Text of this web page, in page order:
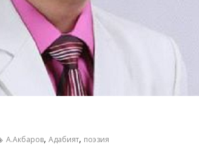
А.Акбаров, Адабият, поэзия